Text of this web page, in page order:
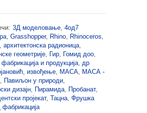
3Д моделовање, 4од7
, Grasshopper, Rhino, Rhinoceros,
, архитектонска радионица,
геометрије, Гир, Гомид доо,
и продукција, др
, извођење, МАСА, МАСА -
, Павиљон у природи,
дизајн, Пирамида, Пробанат,
пројекат, Тацна, Фрушка